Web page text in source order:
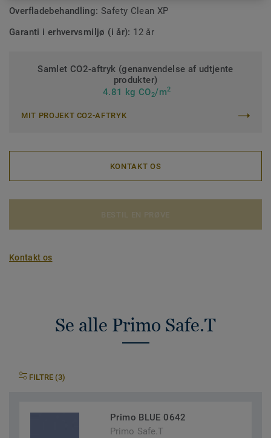
Overfladebehandling: Safety Clean XP
Garanti i erhvervsmiljø (i år): 12 år
Samlet CO2-aftryk (genanvendelse af udtjente
produkter)
4.81 kg CO2/m2
MIT PROJEKT CO2-AFTRYK
KONTAKT OS
Kontakt os
Se alle Primo Safe.T
FILTRE (3)
Primo BLUE 0642
Primo Safe.T